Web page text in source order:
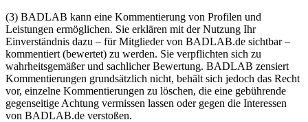
(3) BADLAB kann eine Kommentierung von Profilen und
Leistungen ermöglichen. Sie erklären mit der Nutzung Ihr
Einverständnis dazu – für Mitglieder von BADLAB.de sichtbar –
kommentiert (bewertet) zu werden. Sie verpflichten sich zu
wahrheitsgemäßer und sachlicher Bewertung. BADLAB zensiert
Kommentierungen grundsätzlich nicht, behält sich jedoch das Recht
vor, einzelne Kommentierungen zu löschen, die eine gebührende
gegenseitige Achtung vermissen lassen oder gegen die Interessen
von BADLAB.de verstoßen.